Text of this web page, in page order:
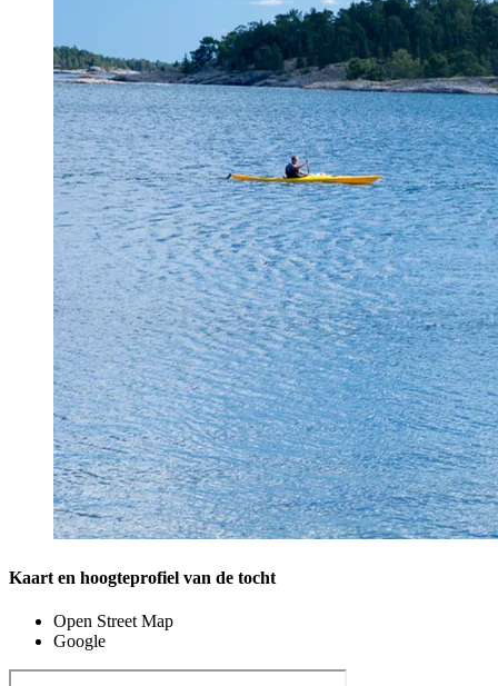
Kaart en hoogteprofiel van de tocht
Open Street Map
Google